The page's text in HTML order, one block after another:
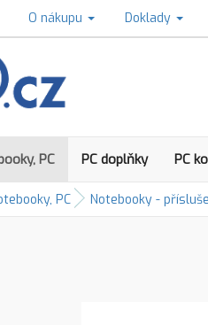
O nákupu Doklady
PC PC doplňky PC
PC Notebooky -